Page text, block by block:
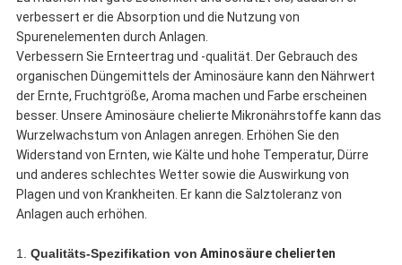
verbessert er die Absorption und die Nutzung von
Spurenelementen durch Anlagen.
Verbessern Sie Ernteertrag und -qualität. Der Gebrauch des
organischen Düngemittels der Aminosäure kann den Nährwert
der Ernte, Fruchtgröße, Aroma machen und Farbe erscheinen
besser. Unsere Aminosäure chelierte Mikronährstoffe kann das
Wurzelwachstum von Anlagen anregen. Erhöhen Sie den
Widerstand von Ernten, wie Kälte und hohe Temperatur, Dürre
und anderes schlechtes Wetter sowie die Auswirkung von
Plagen und von Krankheiten. Er kann die Salztoleranz von
Anlagen auch erhöhen.
1. Qualitäts-Spezifikation von Aminosäure chelierten